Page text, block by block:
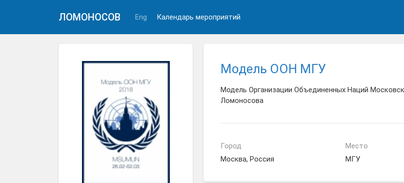
ЛОМОНОСОВ Eng Календарь мероприятий
Модель ООН МГУ
Модель Организации Объединенных Наций
Ломоносова
Город
Москва, Россия
Место
МГУ